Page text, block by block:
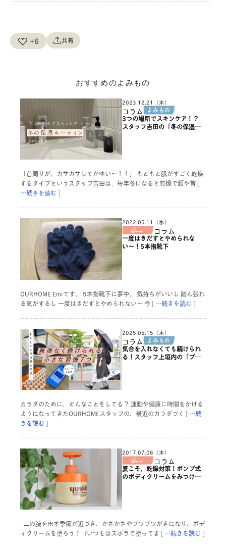
+6 共有
おすすめのよみもの
2023.12.21（木）
コラム
3つの場所でスキンケア！？
スタッフ吉田の「冬の保湿ル
「首周りが、カサカサしてかゆい〜！！」 もともと肌がすごく乾燥
するタイプというスタッフ吉田は、毎年冬になると乾燥で顔や首[
…続きを読む ]
2022.05.11（水）
コラム
一度はきだすとやめられな
い〜！5本指靴下
OURHOME Emiです。 5本指靴下に夢中。 気持ちがいいし 踏ん張れ
る気がするし 一度はきだすとやめられない〜 今[ …続きを読む ]
2025.05.15（木）
コラム
気合を入れなくても続けられ
る！スタッフ上垣内の「プチ
カラダのために、どんなことをしてる？ 運動や健康に時間をかける
ようになってきたOURHOMEスタッフの、最近のカラダづく [ …続
きを読む ]
2017.07.06（木）
コラム
夏こそ、乾燥対策！ポンプ式
のボディクリームをみつけま
二の腕を出す季節が近づき、かさかさやブツブツがきになり、ボデ
ィクリームを塗ろう！（いつもはズボラで塗ってま [ …続きを読む ]